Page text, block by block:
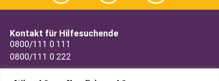
Kontakt für Hilfesuchende
0800/111 0 111
0800/111 0 222